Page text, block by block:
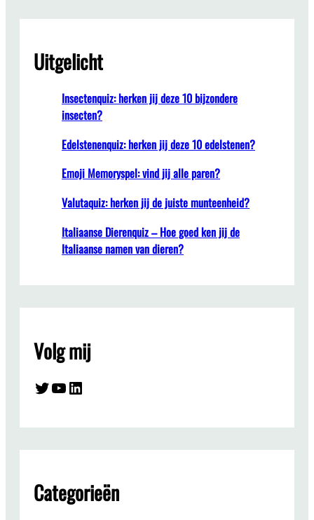
Uitgelicht
Insectenquiz: herken jij deze 10 bijzondere
insecten?
Edelstenenquiz: herken jij deze 10 edelstenen?
Emoji Memoryspel: vind jij alle paren?
Valutaquiz: herken jij de juiste munteenheid?
Italiaanse Dierenquiz – Hoe goed ken jij de
Italiaanse namen van dieren?
Volg mij
Twitter YouTube LinkedIn
Categorieën